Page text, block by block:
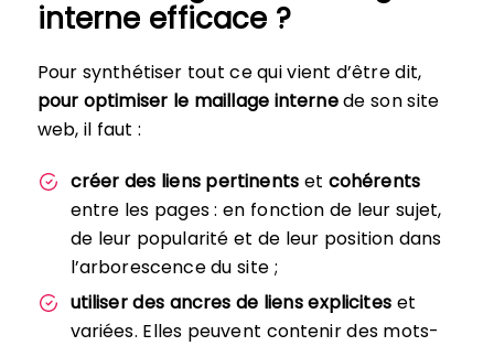
interne efficace ?
Pour synthétiser tout ce qui vient d’être dit,
pour optimiser le maillage internede son site
web, il faut :
créer des liens pertinents et cohérents
entre les pages : en fonction de leur sujet,
de leur popularité et de leur position dans
l’arborescence du site ;
utiliserdes ancres de liens expliciteset
variées. Elles peuvent contenir des mots-